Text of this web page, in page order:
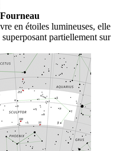
Fourneau
en étoiles lumineuses, elle
partiellement sur